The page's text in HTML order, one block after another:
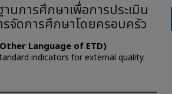
การศึกษาเพื่อการประเมิน
ดการศึกษาโดยครอบครัว
Language of ETD)
indicators for external quality